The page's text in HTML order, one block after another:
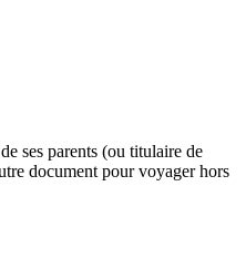
ses parents (ou titulaire de
document pour voyager hors